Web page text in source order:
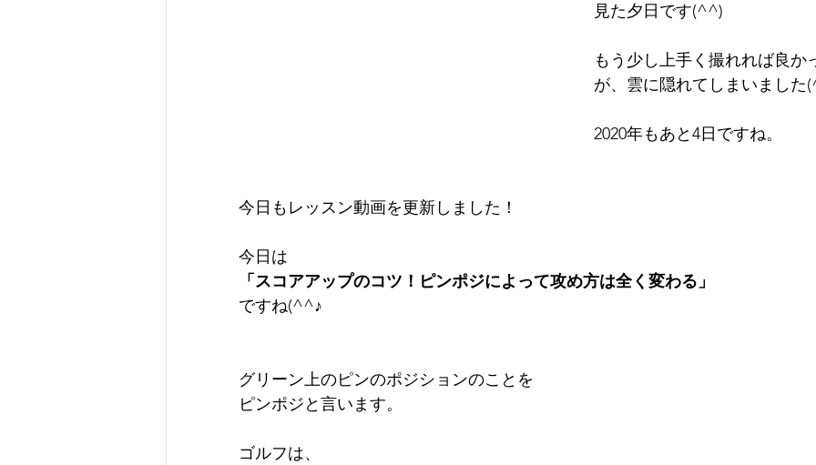
見た夕日です(^^)
もう少し上手く撮れれば良か
が、雲に隠れてしまいました
2020年もあと4日ですね。
今日もレッスン動画を更新しました！
今日は
「スコアアップのコツ！ピンポジによって攻め方は全く変わる」
ですね(^^♪
グリーン上のピンのポジションのことを
ピンポジと言います。
ゴルフは、